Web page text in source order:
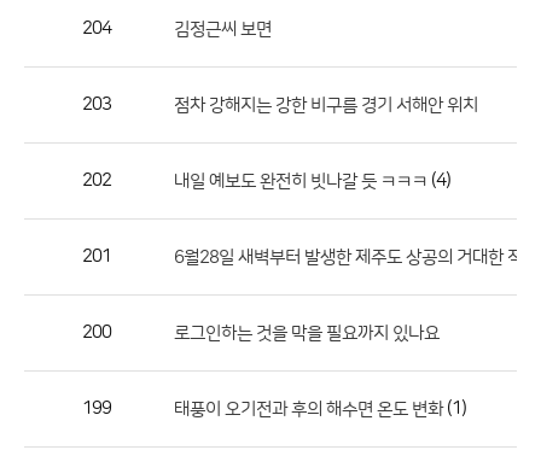
론
호,
204 김정근씨 보면
203 점차 강해지는 강한 비구름 경기 서해안 위치
202 내일 예보도 완전히 빗나갈 듯 ㅋㅋㅋ (4)
201 6월28일 새벽부터 발생한 제주도 상공의 거대한 적
200 로그인하는 것을 막을 필요까지 있나요
199 태풍이 오기전과 후의 해수면 온도 변화(1)